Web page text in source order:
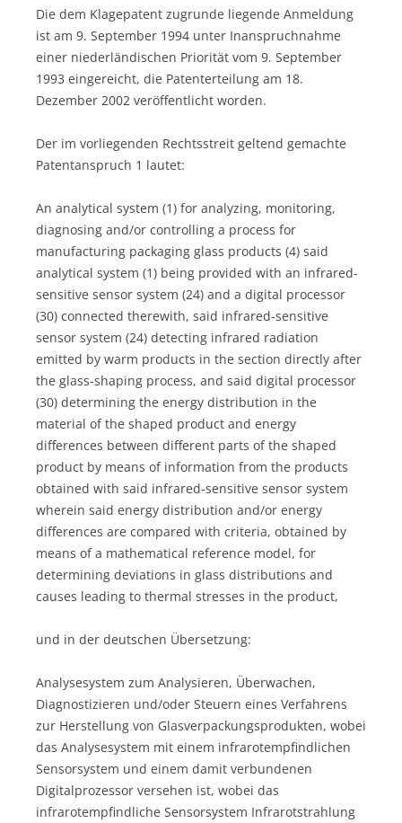
Die dem Klagepatent zugrunde liegende Anmeldung
ist am 9. September 1994 unter Inanspruchnahme
einer niederländischen Priorität vom 9. September
1993 eingereicht, die Patenterteilung am 18.
Dezember 2002 veröffentlicht worden.
Der im vorliegenden Rechtsstreit geltend gemachte
Patentanspruch 1 lautet:
An analytical system (1) for analyzing, monitoring,
diagnosing and/or controlling a process for
manufacturing packaging glass products (4) said
analytical system (1) being provided with an infrared-
sensitive sensor system (24) and a digital processor
(30) connected therewith, said infrared-sensitive
sensor system (24) detecting infrared radiation
emitted by warm products in the section directly after
the glass-shaping process, and said digital processor
(30) determining the energy distribution in the
material of the shaped product and energy
differences between different parts of the shaped
product by means of information from the products
obtained with said infrared-sensitive sensor system
wherein said energy distribution and/or energy
differences are compared with criteria, obtained by
means of a mathematical reference model, for
determining deviations in glass distributions and
causes leading to thermal stresses in the product,
und in der deutschen Übersetzung:
Analysesystem zum Analysieren, Überwachen,
Diagnostizieren und/oder Steuern eines Verfahrens
zur Herstellung von Glasverpackungsprodukten, wobei
das Analysesystem mit einem infrarotempfindlichen
Sensorsystem und einem damit verbundenen
Digitalprozessor versehen ist, wobei das
infrarotempfindliche Sensorsystem Infrarotstrahlung